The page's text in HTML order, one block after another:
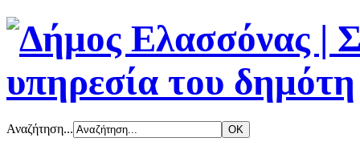
Αναζήτηση...